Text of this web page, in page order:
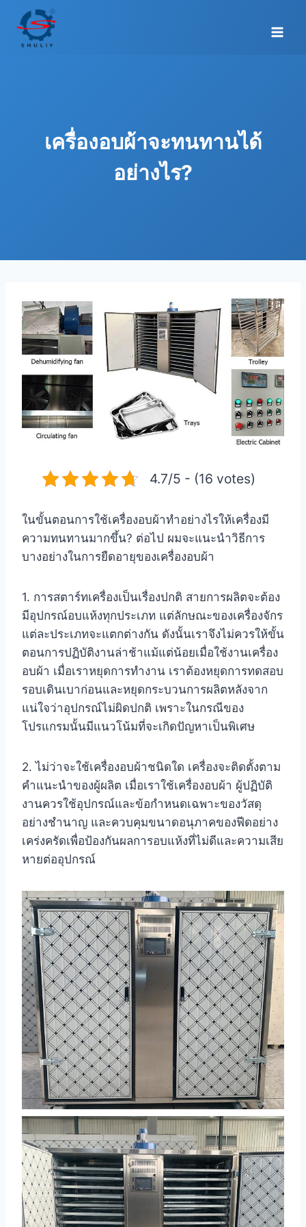
content
เครื่องอบผ้าจะทนทานได้
อย่างไร?
4.7/5 - (16 votes)
ในขั้นตอนการใช้เครื่องอบผ้าทำอย่างไรให้เครื่องมี
ความทนทานมากขึ้น? ต่อไป ผมจะแนะนำวิธีการ
บางอย่างในการยืดอายุของเครื่องอบผ้า
1. การสตาร์ทเครื่องเป็นเรื่องปกติ สายการผลิตจะต้อง
มีอุปกรณ์อบแห้งทุกประเภท แต่ลักษณะของเครื่องจักร
แต่ละประเภทจะแตกต่างกัน ดังนั้นเราจึงไม่ควรให้ขั้น
ตอนการปฏิบัติงานล่าช้าแม้แต่น้อยเมื่อใช้งานเครื่อง
อบผ้า เมื่อเราหยุดการทำงาน เราต้องหยุดการทดสอบ
รอบเดินเบาก่อนและหยุดกระบวนการผลิตหลังจาก
แน่ใจว่าอุปกรณ์ไม่ผิดปกติ เพราะในกรณีของ
โปรแกรมนั้นมีแนวโน้มที่จะเกิดปัญหาเป็นพิเศษ
2. ไม่ว่าจะใช้เครื่องอบผ้าชนิดใด เครื่องจะติดตั้งตาม
คำแนะนำของผู้ผลิต เมื่อเราใช้เครื่องอบผ้า ผู้ปฏิบัติ
งานควรใช้อุปกรณ์และข้อกำหนดเฉพาะของวัสดุ
อย่างชำนาญ และควบคุมขนาดอนุภาคของฟีดอย่าง
เคร่งครัดเพื่อป้องกันผลการอบแห้งที่ไม่ดีและความเสีย
หายต่ออุปกรณ์